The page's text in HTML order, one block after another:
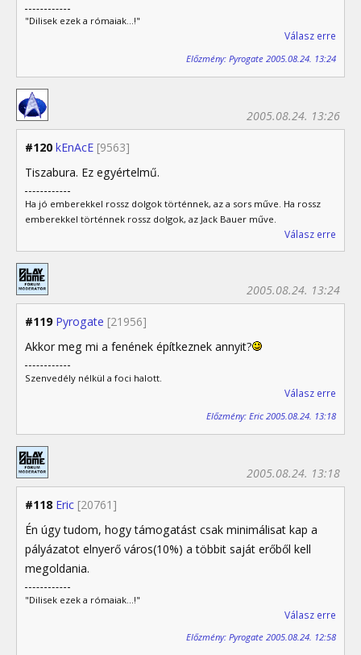
"Dilisek ezek a rómaiak...!"
Válasz erre
Előzmény: Pyrogate 2005.08.24. 13:24
#120 kEnAcE [9563]
2005.08.24. 13:26
Tiszabura. Ez egyértelmű.
Ha jó emberekkel rossz dolgok történnek, az a sors műve. Ha rossz
emberekkel történnek rossz dolgok, az Jack Bauer műve.
Válasz erre
#119 Pyrogate [21956]
2005.08.24. 13:24
Akkor meg mi a fenének építkeznek annyit?
Szenvedély nélkül a foci halott.
Válasz erre
Előzmény: Eric 2005.08.24. 13:18
#118 Eric [20761]
2005.08.24. 13:18
Én úgy tudom, hogy támogatást csak minimálisat kap a
pályázatot elnyerő város(10%) a többit saját erőből kell
megoldania.
"Dilisek ezek a rómaiak...!"
Válasz erre
Előzmény: Pyrogate 2005.08.24. 12:58